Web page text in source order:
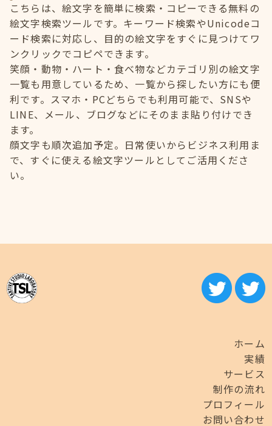
こちらは、絵文字を簡単に検索・コピーできる無料の
絵文字検索ツールです。キーワード検索やUnicodeコ
ード検索に対応し、目的の絵文字をすぐに見つけてワ
ンクリックでコピペできます。
笑顔・動物・ハート・食べ物などカテゴリ別の絵文字
一覧も用意しているため、一覧から探したい方にも便
利です。スマホ・PCどちらでも利用可能で、SNSや
LINE、メール、ブログなどにそのまま貼り付けでき
ます。
顔文字も順次追加予定。日常使いからビジネス利用ま
で、すぐに使える絵文字ツールとしてご活用くださ
い。
ホーム
実績
サービス
制作の流れ
プロフィール
お問い合わせ